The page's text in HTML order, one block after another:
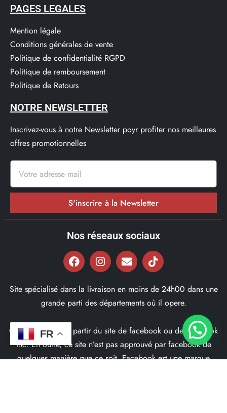
PAGES LEGALES
Mention légale
Conditions générales de vente
Politique de confidentialité RGPD
Politique de remboursement
Politique de Retours
NOTRE NEWSLETTER
Inscrivez-vous à notre Newsletter poyr profiter nos meilleures
offres promotionnelles
S'inscrire à la Newsletter
Nos réseaux sociaux
Site spécialisé dans la livraison en moins de 24h00 dans une
grande parti des départements où il opere.
Ce site ne fait pas partir du site de facebook ou de facebook
inc. En outre, ce site n’est pas approuvé par facebook de
quelques manière que ce soit. Facebook est une marque
FR